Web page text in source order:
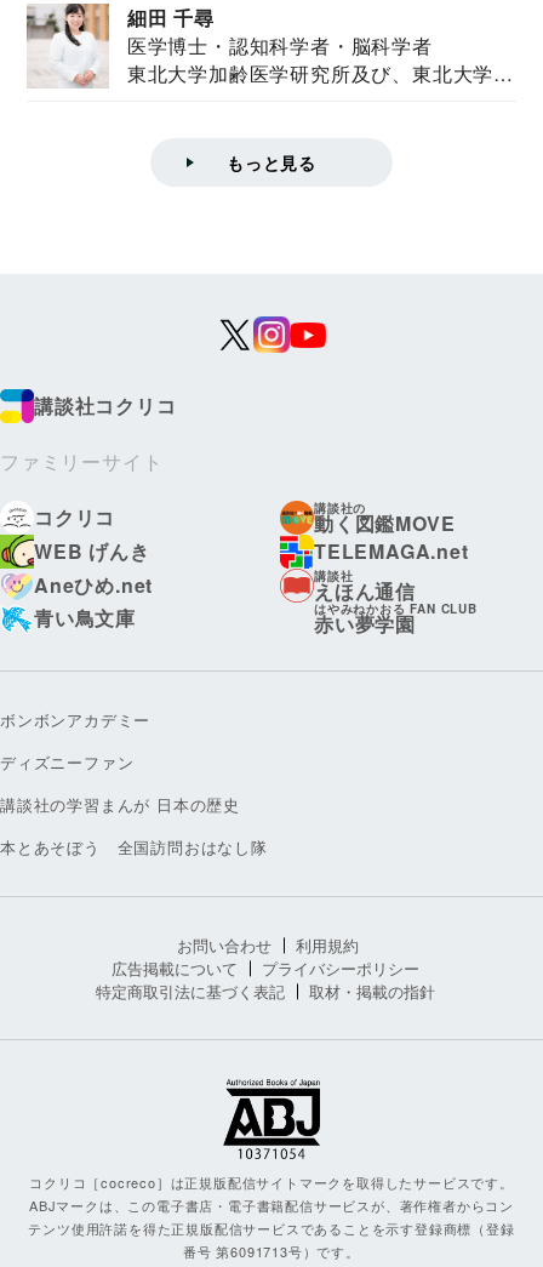
細田 千尋
医学博士・認知科学者・脳科学者
東北大学加齢医学研究所及び、東北大学大
もっと見る
講談社コクリコ
ファミリーサイト
コクリコ
講談社の
動く図鑑MOVE
WEB げんき
TELEMAGA.net
Aneひめ.net
講談社
えほん通信
青い鳥文庫
はやみねかおる FAN CLUB
赤い夢学園
ボンボンアカデミー
ディズニーファン
講談社の学習まんが 日本の歴史
本とあそぼう 全国訪問おはなし隊
お問い合わせ
利用規約
広告掲載について
プライバシーポリシー
特定商取引法に基づく表記
取材・掲載の指針
コクリコ［cocreco］は正規版配信サイトマークを取得したサービスです。
ABJマークは、この電子書店・電子書籍配信サービスが、著作権者からコン
テンツ使用許諾を得た正規版配信サービスであることを示す登録商標（登録
番号 第6091713号）です。